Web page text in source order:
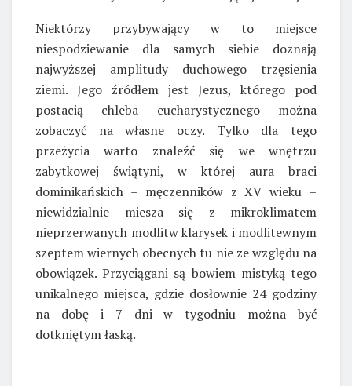
Niektórzy przybywający w to miejsce
niespodziewanie dla samych siebie doznają
najwyższej amplitudy duchowego trzęsienia
ziemi. Jego źródłem jest Jezus, którego pod
postacią chleba eucharystycznego można
zobaczyć na własne oczy. Tylko dla tego
przeżycia warto znaleźć się we wnętrzu
zabytkowej świątyni, w której aura braci
dominikańskich – męczenników z XV wieku –
niewidzialnie miesza się z mikroklimatem
nieprzerwanych modlitw klarysek i modlitewnym
szeptem wiernych obecnych tu nie ze względu na
obowiązek. Przyciągani są bowiem mistyką tego
unikalnego miejsca, gdzie dosłownie 24 godziny
na dobę i 7 dni w tygodniu można być
dotkniętym łaską.